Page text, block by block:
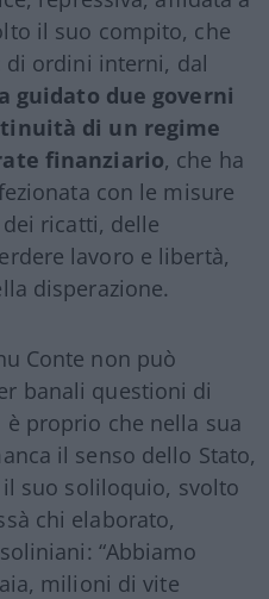
il suo compito, che
di ordini interni, dal
guidato due governi
di un regime
finanziario, che ha
con le misure
ricatti, delle
lavoro e libertà,
disperazione.
Conte non può
banali questioni di
è proprio che nella sua
il senso dello Stato,
suo soliloquio, svolto
chi elaborato,
“Abbiamo
milioni di vite